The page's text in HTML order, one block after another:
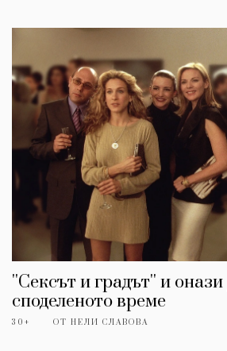
''Сексът и градът'' и
споделеното време
30+ ОТ НЕЛИ СЛАВОВА